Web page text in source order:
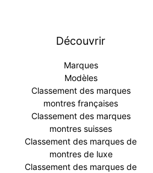
Découvrir
Marques
Modèles
Classement des marques
montres françaises
Classement des marques
montres suisses
Classement des marques de
montres de luxe
Classement des marques de